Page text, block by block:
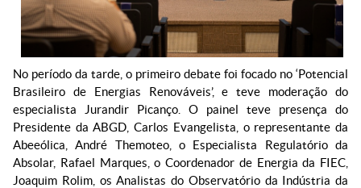
No período da tarde, o primeiro debate foi focado no ‘Potencial
Brasileiro de Energias Renováveis’, e teve moderação do
especialista Jurandir Picanço. O painel teve presença do
Presidente da ABGD, Carlos Evangelista, o representante da
Abeeólica, André Themoteo, o Especialista Regulatório da
Absolar, Rafael Marques, o Coordenador de Energia da FIEC,
Joaquim Rolim, os Analistas do Observatório da Indústria da